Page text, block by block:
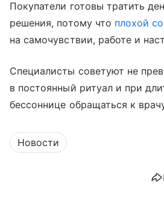
Покупатели готовы тратить
решения, потому что плохой
на самочувствии, работе и
Специалисты советуют не
в постоянный ритуал и при
бессоннице обращаться к
Новости